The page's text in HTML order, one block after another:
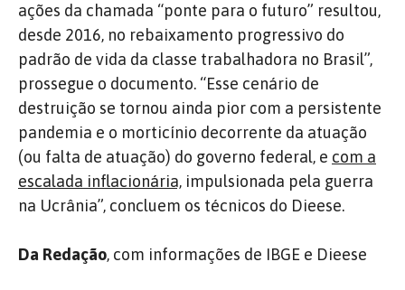
ações da chamada “ponte para o futuro” resultou,
desde 2016, no rebaixamento progressivo do
padrão de vida da classe trabalhadora no Brasil”,
prossegue o documento. “Esse cenário de
destruição se tornou ainda pior com a persistente
pandemia e o morticínio decorrente da atuação
(ou falta de atuação) do governo federal, e com a
escalada inflacionária, impulsionada pela guerra
na Ucrânia”, concluem os técnicos do Dieese.
Da Redação, com informações de IBGE e Dieese